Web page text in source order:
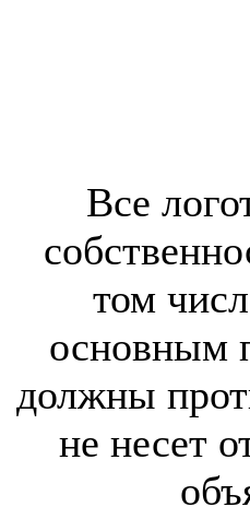
Все
том
основным
должны
не несет